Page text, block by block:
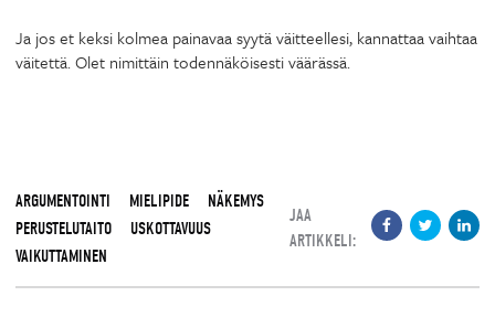
Ja jos et keksi kolmea painavaa syytä väitteellesi, kannattaa vaihtaa
väitettä. Olet nimittäin todennäköisesti väärässä.
ARGUMENTOINTI MIELIPIDE
NÄKEMYS
PERUSTELUTAITO
USKOTTAVUUS
VAIKUTTAMINEN
JAA
ARTIKKELI: